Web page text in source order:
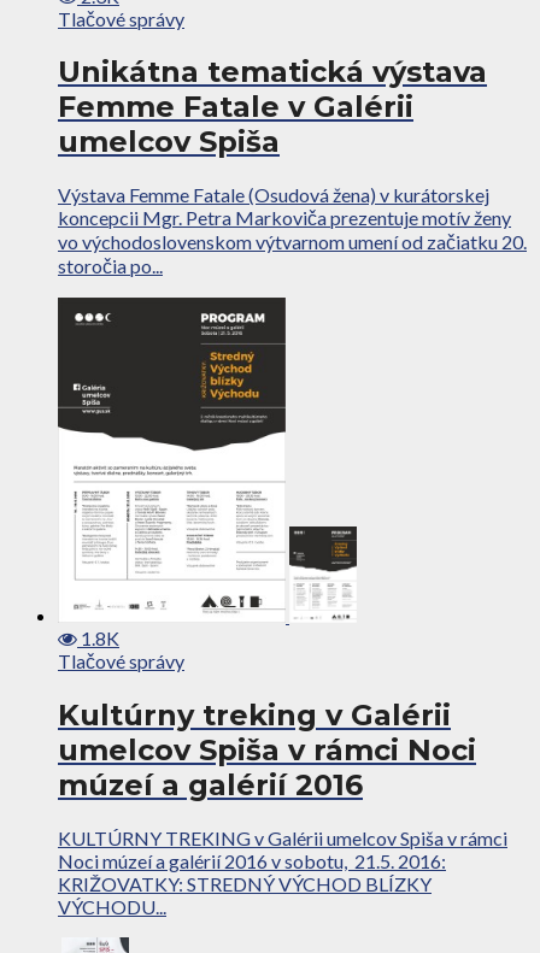
Tlačové správy
Unikátna tematická výstava
Femme Fatale v Galérii
umelcov Spiša
Výstava Femme Fatale (Osudová žena) v kurátorskej
koncepcii Mgr. Petra Markoviča prezentuje motív ženy
vo východoslovenskom výtvarnom umení od začiatku 20.
storočia po...
1.8K
Tlačové správy
Kultúrny treking v Galérii
umelcov Spiša v rámci Noci
múzeí a galérií 2016
KULTÚRNY TREKING v Galérii umelcov Spiša v rámci
Noci múzeí a galérií 2016 v sobotu, 21.5. 2016:
KRIŽOVATKY: STREDNÝ VÝCHOD BLÍZKY
VÝCHODU...